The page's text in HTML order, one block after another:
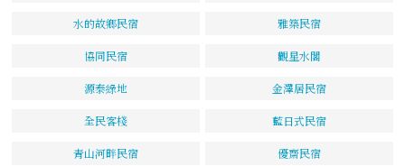
水的故鄉民宿 雅築民宿
協同民宿 觀星水閣
源泰綠地 金澤居民宿
全民客棧 藍日式民宿
青山河畔民宿 優齋民宿